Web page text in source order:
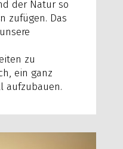
der Natur so
zufügen. Das
zu
ein ganz
aufzubauen.